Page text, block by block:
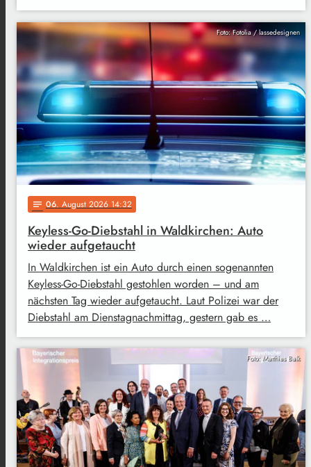
Foto: Fotolia / lassedesignen
notes 06. August 2026 14:32
Keyless-Go-Diebstahl in Waldkirchen: Auto
wieder aufgetaucht
In Waldkirchen ist ein Auto durch einen sogenannten
Keyless-Go-Diebstahl gestohlen worden – und am
nächsten Tag wieder aufgetaucht. Laut Polizei war der
Diebstahl am Dienstagnachmittag, gestern gab es …
Foto: Matthias Balk